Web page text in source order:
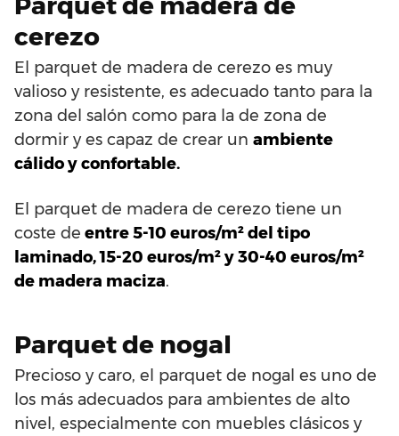
cerezo
El parquet de madera de cerezo es muy
valioso y resistente, es adecuado tanto para la
zona del salón como para la de zona de
dormir y es capaz de crear un ambiente
cálido y confortable.
El parquet de madera de cerezo tiene un
coste de entre 5-10 euros/m² del tipo
laminado, 15-20 euros/m² y 30-40 euros/m²
de madera maciza.
Parquet de nogal
Precioso y caro, el parquet de nogal es uno de
los más adecuados para ambientes de alto
nivel, especialmente con muebles clásicos y